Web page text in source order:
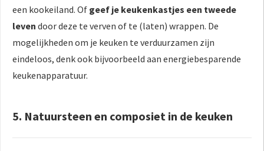
een kookeiland. Of geef je keukenkastjes een tweede
leven door deze te verven of te (laten) wrappen. De
mogelijkheden om je keuken te verduurzamen zijn
eindeloos, denk ook bijvoorbeeld aan energiebesparende
keukenapparatuur.
5. Natuursteen en composiet in de keuken